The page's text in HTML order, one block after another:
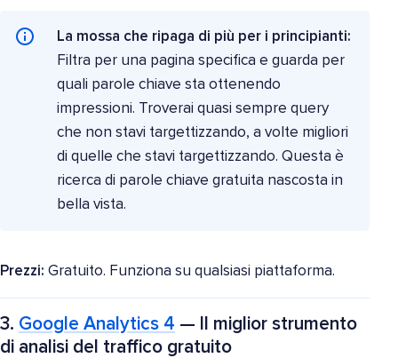
La mossa che ripaga di più per i principianti:
Filtra per una pagina specifica e guarda per
quali parole chiave sta ottenendo
impressioni. Troverai quasi sempre query
che non stavi targettizzando, a volte migliori
di quelle che stavi targettizzando. Questa è
ricerca di parole chiave gratuita nascosta in
bella vista.
Prezzi: Gratuito. Funziona su qualsiasi piattaforma.
3. Google Analytics 4 — Il miglior strumento
di analisi del traffico gratuito